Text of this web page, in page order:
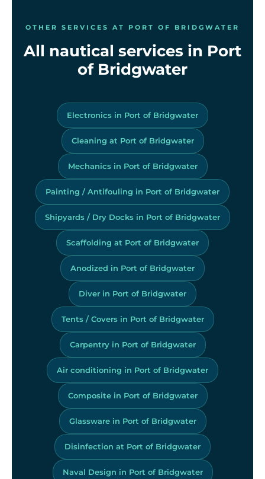
OTHER SERVICES AT PORT OF BRIDGWATER
All nautical services in Port
of Bridgwater
Electronics in Port of Bridgwater
Cleaning at Port of Bridgwater
Mechanics in Port of Bridgwater
Painting / Antifouling in Port of Bridgwater
Shipyards / Dry Docks in Port of Bridgwater
Scaffolding at Port of Bridgwater
Anodized in Port of Bridgwater
Diver in Port of Bridgwater
Tents / Covers in Port of Bridgwater
Carpentry in Port of Bridgwater
Air conditioning in Port of Bridgwater
Composite in Port of Bridgwater
Glassware in Port of Bridgwater
Disinfection at Port of Bridgwater
Naval Design in Port of Bridgwater